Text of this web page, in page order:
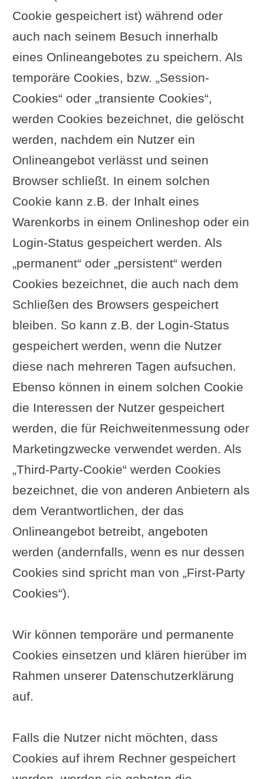
Cookie gespeichert ist) während oder
auch nach seinem Besuch innerhalb
eines Onlineangebotes zu speichern. Als
temporäre Cookies, bzw. „Session-
Cookies“ oder „transiente Cookies“,
werden Cookies bezeichnet, die gelöscht
werden, nachdem ein Nutzer ein
Onlineangebot verlässt und seinen
Browser schließt. In einem solchen
Cookie kann z.B. der Inhalt eines
Warenkorbs in einem Onlineshop oder ein
Login-Status gespeichert werden. Als
„permanent“ oder „persistent“ werden
Cookies bezeichnet, die auch nach dem
Schließen des Browsers gespeichert
bleiben. So kann z.B. der Login-Status
gespeichert werden, wenn die Nutzer
diese nach mehreren Tagen aufsuchen.
Ebenso können in einem solchen Cookie
die Interessen der Nutzer gespeichert
werden, die für Reichweitenmessung oder
Marketingzwecke verwendet werden. Als
„Third-Party-Cookie“ werden Cookies
bezeichnet, die von anderen Anbietern als
dem Verantwortlichen, der das
Onlineangebot betreibt, angeboten
werden (andernfalls, wenn es nur dessen
Cookies sind spricht man von „First-Party
Cookies“).
Wir können temporäre und permanente
Cookies einsetzen und klären hierüber im
Rahmen unserer Datenschutzerklärung
auf.
Falls die Nutzer nicht möchten, dass
Cookies auf ihrem Rechner gespeichert